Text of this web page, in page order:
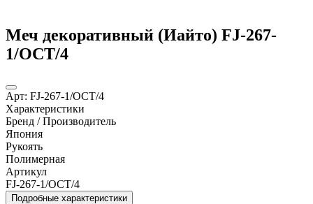
Меч декоративный (Иайто) FJ-267-
1/OCT/4
Арт: FJ-267-1/OCT/4
Характеристики
Бренд / Производитель
Япония
Рукоять
Полимерная
Артикул
FJ-267-1/OCT/4
Подробные характеристики